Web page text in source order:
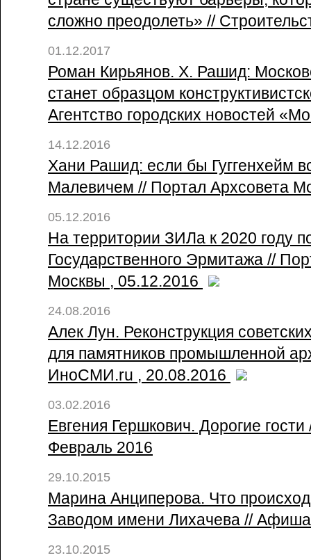
сложно преодолеть» //
01.12.2017
Роман Кирьянов. Х. Рашид:
станет образцом
Агентство городских новостей
14.12.2016
Хани Рашид: если бы Гуггенхейм
Малевичем // Портал Архсовета
05.12.2016
На территории ЗИЛа к 2020 году
Государственного Эрмитажа //
Москвы , 05.12.2016
24.08.2016
Алек Лун. Реконструкция
для памятников промышленной
ИноСМИ.ru , 20.08.2016
03.02.2016
Евгения Гершкович. Дорогие
Февраль 2016
29.10.2015
Марина Анциперова. Что
Заводом имени Лихачева //
23.10.2015